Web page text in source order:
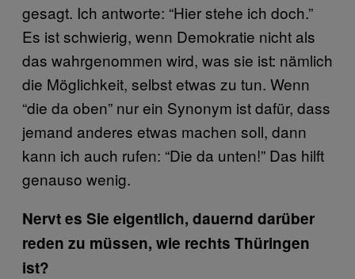
gesagt. Ich antworte: “Hier stehe ich doch.”
Es ist schwierig, wenn Demokratie nicht als
das wahrgenommen wird, was sie ist: nämlich
die Möglichkeit, selbst etwas zu tun. Wenn
“die da oben” nur ein Synonym ist dafür, dass
jemand anderes etwas machen soll, dann
kann ich auch rufen: “Die da unten!” Das hilft
genauso wenig.
Nervt es Sie eigentlich, dauernd darüber
reden zu müssen, wie rechts Thüringen
ist?